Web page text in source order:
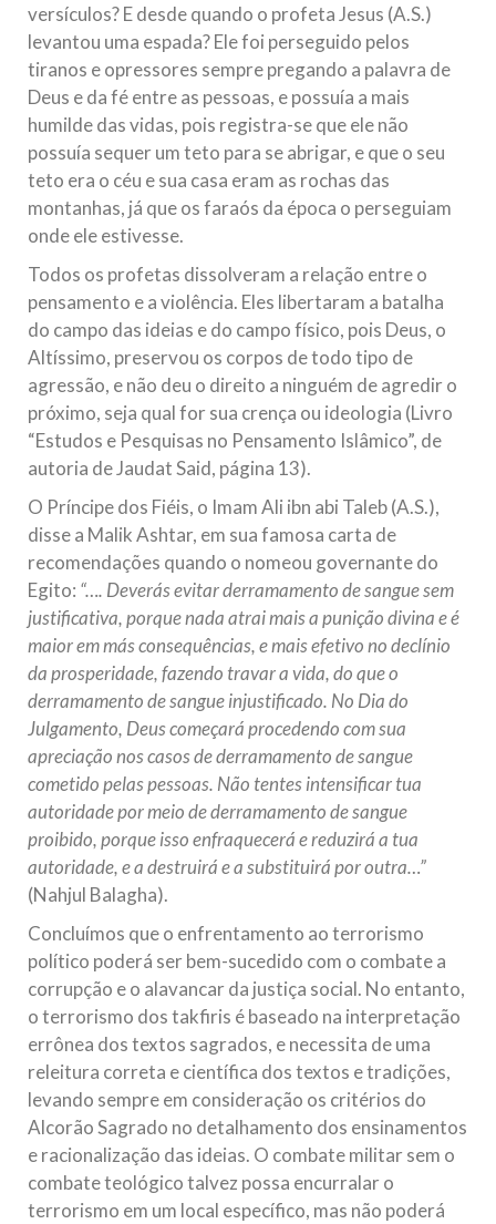
versículos? E desde quando o profeta Jesus (A.S.)
levantou uma espada? Ele foi perseguido pelos
tiranos e opressores sempre pregando a palavra de
Deus e da fé entre as pessoas, e possuía a mais
humilde das vidas, pois registra-se que ele não
possuía sequer um teto para se abrigar, e que o seu
teto era o céu e sua casa eram as rochas das
montanhas, já que os faraós da época o perseguiam
onde ele estivesse.
Todos os profetas dissolveram a relação entre o
pensamento e a violência. Eles libertaram a batalha
do campo das ideias e do campo físico, pois Deus, o
Altíssimo, preservou os corpos de todo tipo de
agressão, e não deu o direito a ninguém de agredir o
próximo, seja qual for sua crença ou ideologia (Livro
“Estudos e Pesquisas no Pensamento Islâmico”, de
autoria de Jaudat Said, página 13).
O Príncipe dos Fiéis, o Imam Ali ibn abi Taleb (A.S.),
disse a Malik Ashtar, em sua famosa carta de
recomendações quando o nomeou governante do
Egito: “…. Deverás evitar derramamento de sangue sem
justificativa, porque nada atrai mais a punição divina e é
maior em más consequências, e mais efetivo no declínio
da prosperidade, fazendo travar a vida, do que o
derramamento de sangue injustificado. No Dia do
Julgamento, Deus começará procedendo com sua
apreciação nos casos de derramamento de sangue
cometido pelas pessoas. Não tentes intensificar tua
autoridade por meio de derramamento de sangue
proibido, porque isso enfraquecerá e reduzirá a tua
autoridade, e a destruirá e a substituirá por outra…”
(Nahjul Balagha).
Concluímos que o enfrentamento ao terrorismo
político poderá ser bem-sucedido com o combate a
corrupção e o alavancar da justiça social. No entanto,
o terrorismo dos takfiris é baseado na interpretação
errônea dos textos sagrados, e necessita de uma
releitura correta e científica dos textos e tradições,
levando sempre em consideração os critérios do
Alcorão Sagrado no detalhamento dos ensinamentos
e racionalização das ideias. O combate militar sem o
combate teológico talvez possa encurralar o
terrorismo em um local específico, mas não poderá